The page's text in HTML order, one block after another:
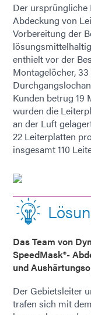
Der ursprüngliche
Abdeckung von
Vorbereitung der
enthielt vor der
Montagelöcher,
Kunden betrug 19
wurden die
an der Luft
22 Leiterplatten
insgesamt 110
Das Team von
SpeedMask®-
und
Der Gebietsleiter
trafen sich mit